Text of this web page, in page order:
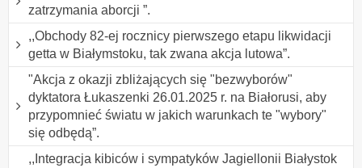
zatrzymania aborcji ”.
,,Obchody 82-ej rocznicy pierwszego etapu likwidacji
getta w Białymstoku, tak zwana akcja lutowa”.
"Akcja z okazji zbliżających się "bezwyborów"
dyktatora Łukaszenki 26.01.2025 r. na Białorusi, aby
przypomnieć światu w jakich warunkach te "wybory"
się odbędą”.
,,Integracja kibiców i sympatyków Jagiellonii Białystok